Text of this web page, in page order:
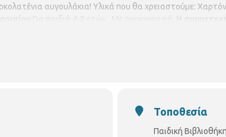
αυγουλάκια! Υλικά που θα χρειαστούμε:
Για παιδιά 4-8 ετών . Με προεγγραφή.
Η
Τοποθεσία
Παιδική